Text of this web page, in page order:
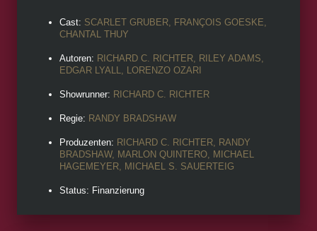
Cast: SCARLET GRUBER, FRANÇOIS GOESKE,
CHANTAL THUY
Autoren: RICHARD C. RICHTER, RILEY ADAMS,
EDGAR LYALL, LORENZO OZARI
Showrunner: RICHARD C. RICHTER
Regie: RANDY BRADSHAW
Produzenten: RICHARD C. RICHTER, RANDY
BRADSHAW, MARLON QUINTERO, MICHAEL
HAGEMEYER, MICHAEL S. SAUERTEIG
Status: Finanzierung